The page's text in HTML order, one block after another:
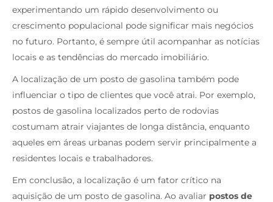
experimentando um rápido desenvolvimento ou
crescimento populacional pode significar mais negócios
no futuro. Portanto, é sempre útil acompanhar as notícias
locais e as tendências do mercado imobiliário.
A localização de um posto de gasolina também pode
influenciar o tipo de clientes que você atrai. Por exemplo,
postos de gasolina localizados perto de rodovias
costumam atrair viajantes de longa distância, enquanto
aqueles em áreas urbanas podem servir principalmente a
residentes locais e trabalhadores.
Em conclusão, a localização é um fator crítico na
aquisição de um posto de gasolina. Ao avaliar postos de